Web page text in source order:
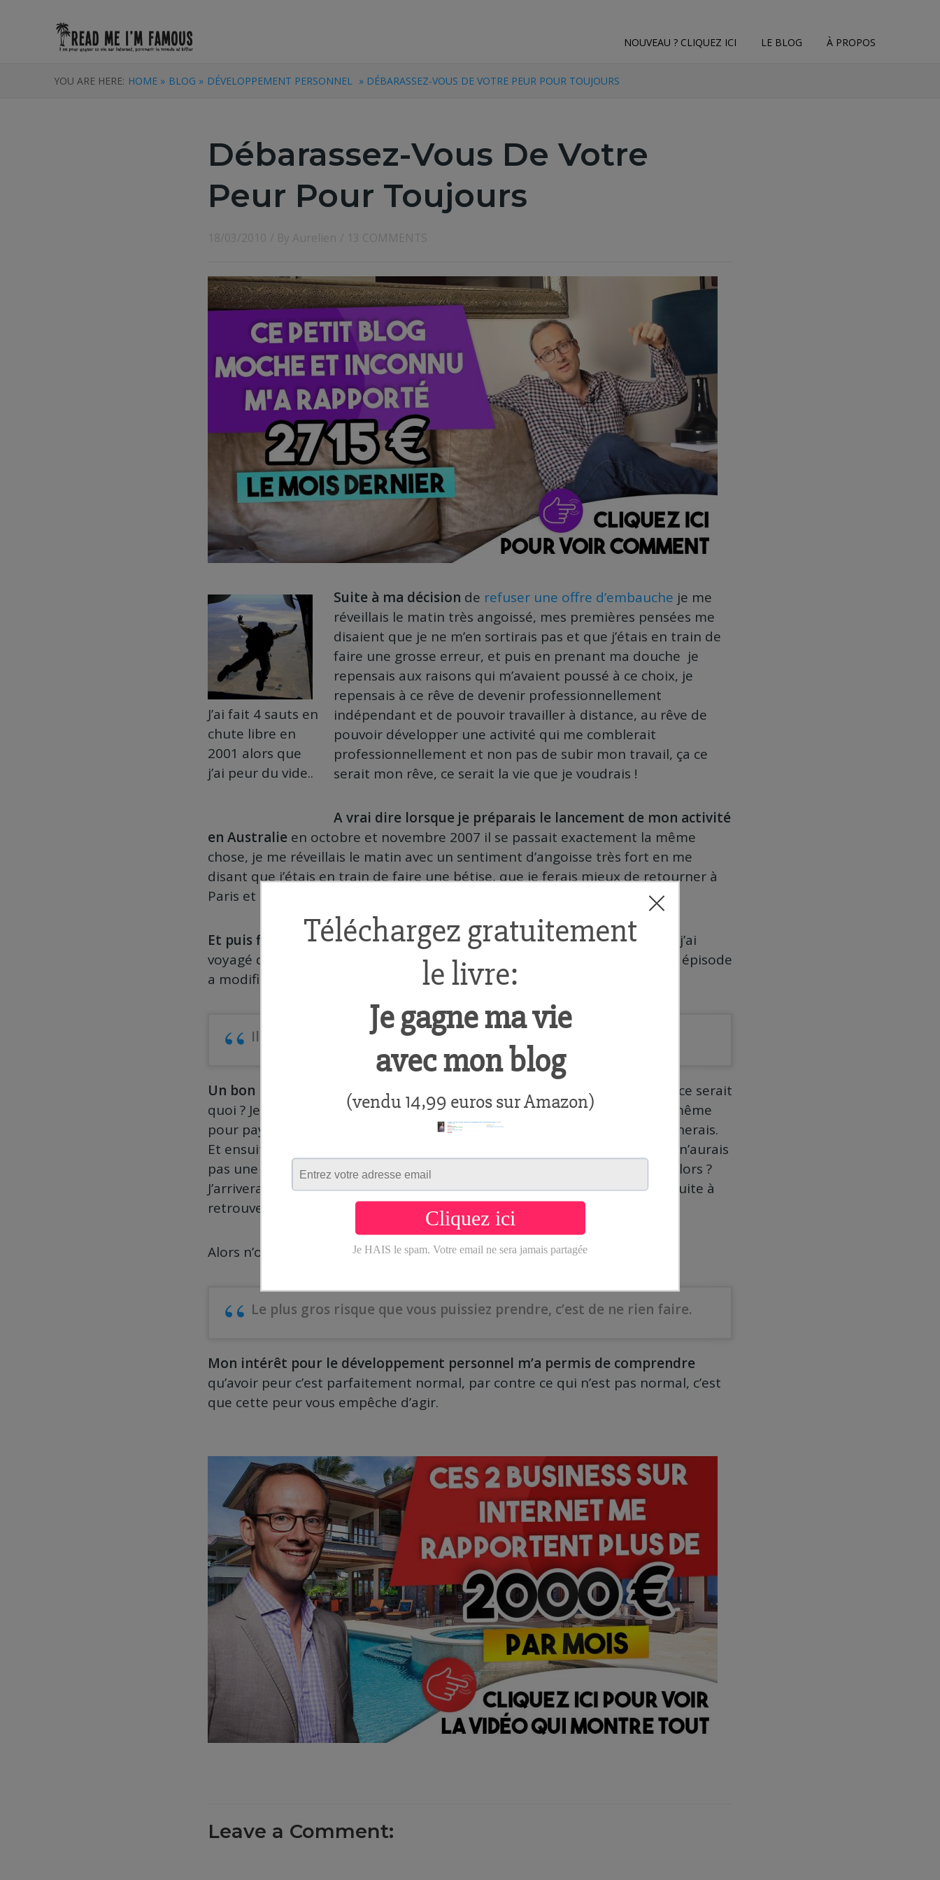
NOUVEAU ? CLIQUEZ ICI LE BLOG À PROPOS
YOU ARE HERE: HOME » BLOG » DÉVELOPPEMENT PERSONNEL » DÉBARASSEZ-VOUS DE VOTRE PEUR POUR TOUJOURS
Débarassez-Vous De Votre
Peur Pour Toujours
18/03/2010 / By Aurelien / 13 COMMENTS
J’ai fait 4 sauts en
chute libre en
2001 alors que
j’ai peur du vide..
Suite à ma décision de refuser une offre d’embauche je me
réveillais le matin très angoissé, mes premières pensées me
disaient que je ne m’en sortirais pas et que j’étais en train de
faire une grosse erreur, et puis en prenant ma douche je
repensais aux raisons qui m’avaient poussé à ce choix, je
repensais à ce rêve de devenir professionnellement
indépendant et de pouvoir travailler à distance, au rêve de
pouvoir développer une activité qui me comblerait
professionnellement et non pas de subir mon travail, ça ce
serait mon rêve, ce serait la vie que je voudrais !
A vrai dire lorsque je préparais le lancement de mon activité
en Australie en octobre et novembre 2007 il se passait exactement la même
chose, je me réveillais le matin avec un sentiment d’angoisse très fort en me
disant que j’étais en train de faire une bétise, que je ferais mieux de retourner à
Paris et de chercher du travail dans l’informatique.
Et puis finalement ça a très bien marché,j’ai pris énormément de plaisir, j’ai
voyagé dans plusieurs pays, j’ai fait plein de rencontres formidables et cet épisode
a modifié ma vie pour toujours.
Ils ne savaient pas que c’était impossible, alors ils l’ont fait.
Un bon moyen d’affronter sa peur
c’est d’envisager le pire, dans mon cas ce serait
quoi ? Je ne gagnerais pas assez d’argent pour subvenir à mes dépenses (même
pour payer mon forfait mobile), je me découragerais et au final j’abandonnerais.
Et ensuite ? Je chercherais du travail dans l’informatique, peut-être que je n’aurais
pas une proposition aussi alléchante que
, et alors ?
J’arriverais toujours à valoriser mon parcours, à retrouver un travail et ensuite à
retrouver un niveau de rémunération intéressant.
Alors n’oubliez pas que:
Le plus gros risque que vous puissiez prendre, c’est de ne rien faire.
Mon intérêt pour le développement personnel m’a permis de comprendre
qu’avoir peur c’est parfaitement normal, par contre ce qui n’est pas normal, c’est
que cette peur vous empêche d’agir.
Leave a Comment: